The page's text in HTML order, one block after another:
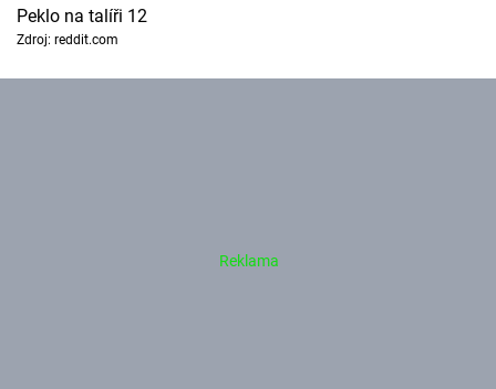
Peklo na talíři 12
Zdroj: reddit.com